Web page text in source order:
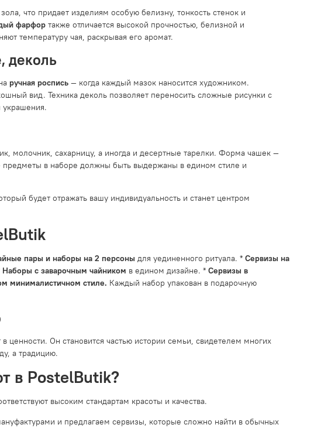
что придает изделиям особую белизну, тонкость стенок и
фарфортакже отличается высокой прочностью, белизной и
температуру чая, раскрывая его аромат.
деколь
ручная роспись— когда каждый мазок наносится художником.
вид. Техника деколь позволяет переносить сложные рисунки с
украшения.
молочник, сахарницу, а иногда и десертные тарелки. Форма чашек —
предметы в наборе должны быть выдержаны в едином стиле и
будет отражать вашу индивидуальность и станет центром
пары и наборы на 2 персоны для уединенного ритуала. * Сервизы на
Наборы с заварочным чайником в едином дизайне. * Сервизы в
минималистичном стиле. Каждый набор упакован в подарочную
ценности. Он становится частью истории семьи, свидетелем многих
а традицию.
в PostelButik?
высоким стандартам красоты и качества.
и предлагаем сервизы, которые сложно найти в обычных